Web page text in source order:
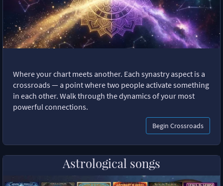
Where your chart meets another. Each synastry aspect is a
crossroads — a point where two people activate something
in each other. Walk through the dynamics of your most
powerful connections.
Begin Crossroads
Astrological songs